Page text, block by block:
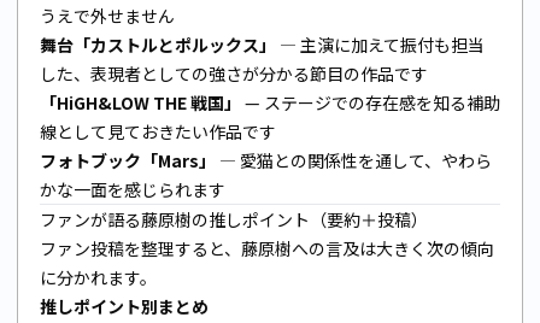
うえで外せません
舞台「カストルとポルックス」
— 主演に加えて振付も担当
した、表現者としての強さが分かる節目の作品です
「HiGH&LOW THE 戦国」 — ステージでの存在感を知る補助
線として見ておきたい作品です
フォトブック「Mars」
— 愛猫との関係性を通して、やわら
かな一面を感じられます
ファンが語る藤原樹の推しポイント（要約＋投稿）
ファン投稿を整理すると、藤原樹への言及は大きく次の傾向
に分かれます。
推しポイント別まとめ